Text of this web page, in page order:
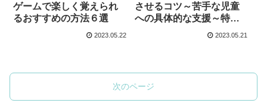
ゲームで楽しく覚えられ
るおすすめの方法６選
2023.05.22
させるコツ～苦手な児童
への具体的な支援～特別
2023.05.21
次のページ